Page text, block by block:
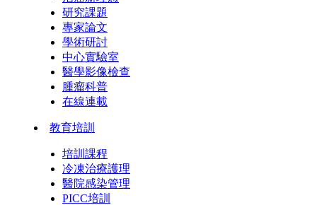
研究課題
專家論文
學術研討
中心實驗室
醫學影像檢查
腫瘤科普
在線連載
教育培訓
培訓課程
冷凍治療護理
醫院感染管理
PICC培訓